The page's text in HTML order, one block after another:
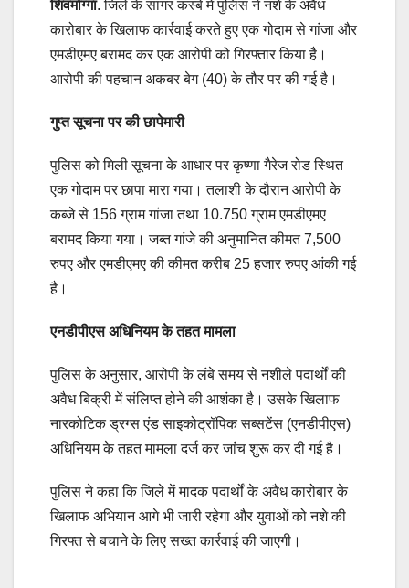
शिवमोग्गा. जिले के सागर कस्बे में पुलिस ने नशे के अवैध
कारोबार के खिलाफ कार्रवाई करते हुए एक गोदाम से गांजा और
एमडीएमए बरामद कर एक आरोपी को गिरफ्तार किया है।
आरोपी की पहचान अकबर बेग (40) के तौर पर की गई है।
गुप्त सूचना पर की छापेमारी
पुलिस को मिली सूचना के आधार पर कृष्णा गैरेज रोड स्थित
एक गोदाम पर छापा मारा गया। तलाशी के दौरान आरोपी के
कब्जे से 156 ग्राम गांजा तथा 10.750 ग्राम एमडीएमए
बरामद किया गया। जब्त गांजे की अनुमानित कीमत 7,500
रुपए और एमडीएमए की कीमत करीब 25 हजार रुपए आंकी गई
है।
एनडीपीएस अधिनियम के तहत मामला
पुलिस के अनुसार, आरोपी के लंबे समय से नशीले पदार्थों की
अवैध बिक्री में संलिप्त होने की आशंका है। उसके खिलाफ
नारकोटिक ड्रग्स एंड साइकोट्रॉपिक सब्सटेंस (एनडीपीएस)
अधिनियम के तहत मामला दर्ज कर जांच शुरू कर दी गई है।
पुलिस ने कहा कि जिले में मादक पदार्थों के अवैध कारोबार के
खिलाफ अभियान आगे भी जारी रहेगा और युवाओं को नशे की
गिरफ्त से बचाने के लिए सख्त कार्रवाई की जाएगी।